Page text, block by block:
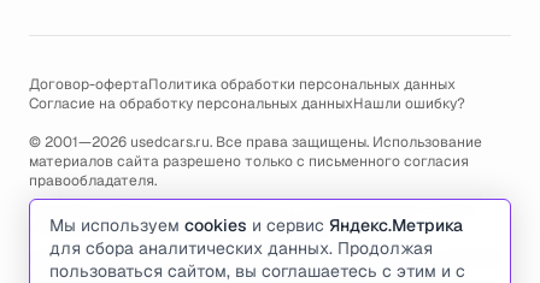
Договор-офертаПолитика обработки персональных данных
Согласие на обработку персональных данныхНашли ошибку?
© 2001—2026 usedcars.ru. Все права защищены. Использование
материалов сайта разрешено только с письменного согласия
правообладателя.
Пользуясь сайтом, вы соглашаетесь с использованием cookies и
политикой обработки персональных данных.
По всем вопросам связанным с работой сайта, ошибками, глюками
и проблемами обращайтесь по адресу электронной почты
Мы используем cookies и сервис Яндекс.Метрика
для сбора аналитических данных. Продолжая
пользоваться сайтом, вы соглашаетесь с этим и с